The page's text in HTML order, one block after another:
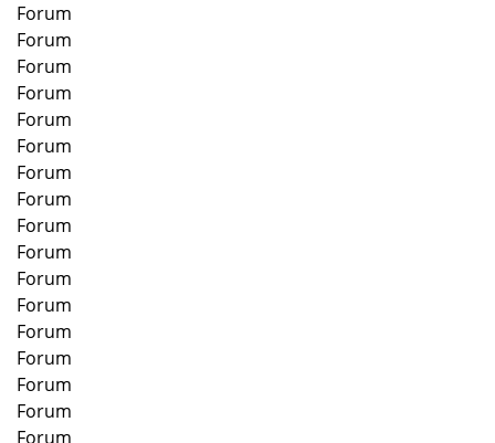
Forum
Forum
Forum
Forum
Forum
Forum
Forum
Forum
Forum
Forum
Forum
Forum
Forum
Forum
Forum
Forum
Forum